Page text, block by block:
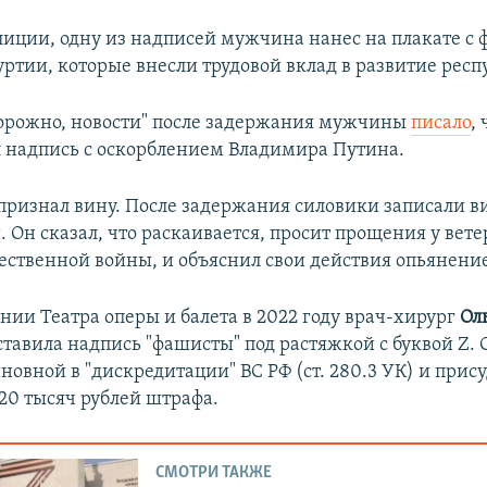
одну из надписей мужчина нанес на плакате с
которые внесли трудовой вклад в развитие
новости" после задержания мужчиныписало,
надпись с оскорблением Владимира Путина.
вину. После задержания силовики записали
сказал, что раскаивается, просит прощения у
войны, и объяснил свои действия
Театра оперы и балета в 2022 году врач-хирург
надпись "фашисты" под растяжкой с буквой Z.
в "дискредитации" ВС РФ (ст. 280.3 УК) и
тысяч рублей штрафа.
СМОТРИ ТАКЖЕ